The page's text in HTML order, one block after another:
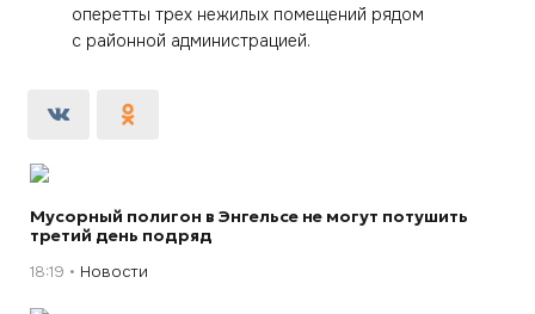
оперетты трех нежилых помещений рядом
с районной администрацией.
Мусорный полигон в Энгельсе не могут потушить
третий день подряд
18:19 Новости